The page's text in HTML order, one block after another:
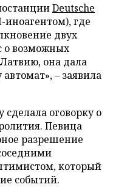
Deutsche
где
двух
о возможных
она дала
– заявила
сделала оговорку о
Певица
разрешение
который
событий.